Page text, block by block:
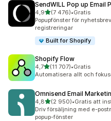
SendWILL Pop up Email
4,9av 5 stjärnor
(7 476)
7476 recensioner totalt
•Gratis
Popupfönster för
registreringar
Built for Shopify
Shopify Flow
4,7av 5 stjärnor
(11 707)
11707 recensioner totalt
•Gratis
Automatisera allt och
Omnisend Email
4,8av 5 stjärnor
(2 950)
2950 recensioner totalt
•Gratis att
Driv försäljning med e-
popup-fönster